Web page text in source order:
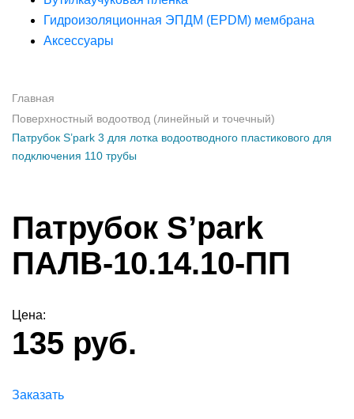
Гидроизоляционная ЭПДМ (EPDM) мембрана
Аксессуары
Главная
Поверхностный водоотвод (линейный и точечный)
Патрубок S’park 3 для лотка водоотводного пластикового для
подключения 110 трубы
Патрубок S’park
ПАЛВ-10.14.10-ПП
Цена:
135 руб.
Заказать